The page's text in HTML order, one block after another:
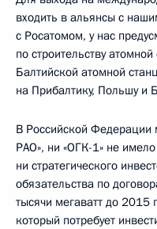
входить в альянсы с
с Росатомом, у нас
по строительству
Балтийской атомной
на Прибалтику, Польшу и
В Российской Федерации
РАО», ни «ОГК-1» не
ни стратегического
обязательства по
тысячи мегаватт до 2015
который потребует